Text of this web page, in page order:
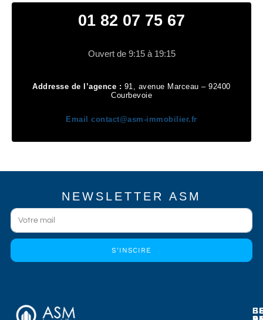
01 82 07 75 67
Ouvert de 9:15 à 19:15
Addresse de l’agence : 91, avenue Marceau – 92400
Courbevoie
Emailcontact@asm-immobilier.fr
NEWSLETTER ASM
S'INSCIRE